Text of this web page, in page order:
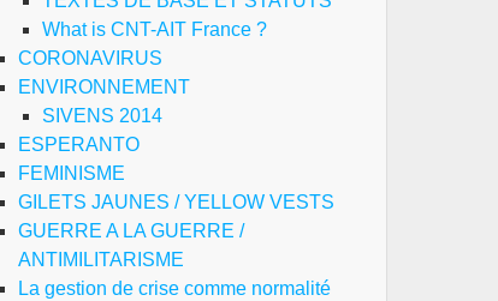
What is CNT-AIT France ?
CORONAVIRUS
ENVIRONNEMENT
SIVENS 2014
ESPERANTO
FEMINISME
GILETS JAUNES / YELLOW VESTS
GUERRE A LA GUERRE /
ANTIMILITARISME
La gestion de crise comme normalité